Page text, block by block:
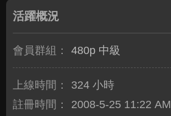
活躍概況
會員群組： 480p 中級
上線時間：
324 小時
註冊時間：
2008-5-25 11:22 AM